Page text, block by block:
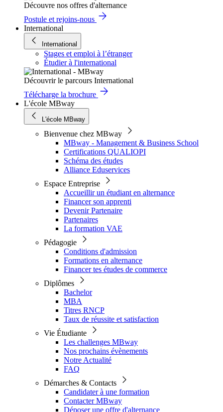
Découvre nos offres d'alternance
Postule et rejoins-nous
International
International
Stages et emploi à l’étranger
Étudier à l'international
Découvrir le parcours International
Télécharge la brochure
L'école MBway
L'école MBway
Bienvenue chez MBway
MBway - Management & Business School
Certifications QUALIOPI
Schéma des études
Alliance Eduservices
Espace Entreprise
Accueillir un étudiant en alternance
Financer son apprenti
Devenir Partenaire
Partenaires
La formation VAE
Pédagogie
Conditions d'admission
Formations en alternance
Financer tes études de commerce
Diplômes
Bachelor
MBA
Titres RNCP
Taux de réussite et satisfaction
Vie Étudiante
Les challenges MBway
Nos prochains évènements
Notre Actualité
FAQ
Démarches & Contacts
Candidater à une formation
Contacter MBway
Déposer une offre d'alternance